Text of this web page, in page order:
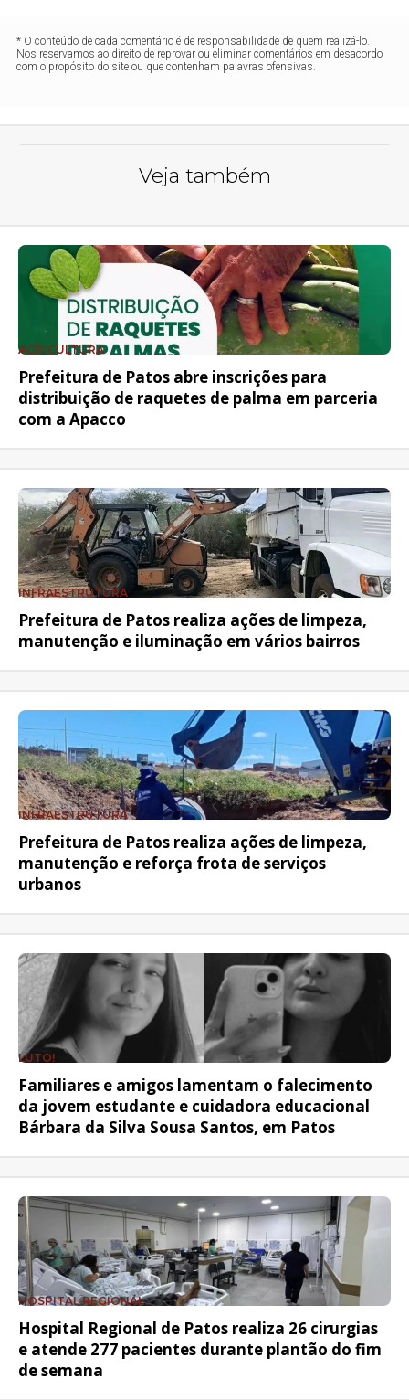
* O conteúdo de cada comentário é de responsabilidade de quem realizá-lo.
Nos reservamos ao direito de reprovar ou eliminar comentários em desacordo
com o propósito do site ou que contenham palavras ofensivas.
Veja também
AGRICULTURA
Prefeitura de Patos abre inscrições para
distribuição de raquetes de palma em parceria
com a Apacco
INFRAESTRUTURA
Prefeitura de Patos realiza ações de limpeza,
manutenção e iluminação em vários bairros
INFRAESTRUTURA
Prefeitura de Patos realiza ações de limpeza,
manutenção e reforça frota de serviços
urbanos
LUTO!
Familiares e amigos lamentam o falecimento
da jovem estudante e cuidadora educacional
Bárbara da Silva Sousa Santos, em Patos
HOSPITAL REGIONAL
Hospital Regional de Patos realiza 26 cirurgias
e atende 277 pacientes durante plantão do fim
de semana